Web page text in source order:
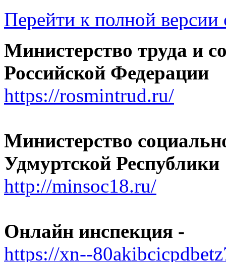
Перейти к полной версии
Министерство труда и
Российской Федерации
https://rosmintrud.ru/
Министерство
Удмуртской Республики
http://minsoc18.ru/
Онлайн инспекция -
https://xn--